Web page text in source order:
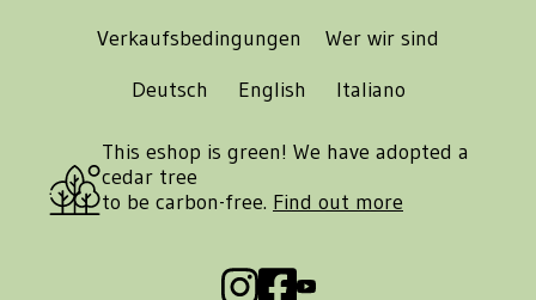
Verkaufsbedingungen
Wer wir sind
Deutsch
English Italiano
This eshop is green! We have adopted a
cedar tree
to be carbon-free. Find out more